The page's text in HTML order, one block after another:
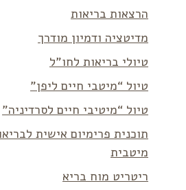
הרצאות בריאות
מדיטציה ודמיון מודרך
טיולי בריאות לחו”ל
טיול “מיטבי חיים ליפן”
טיול “מיטיבי חיים לסרדיניה”
תוכנית פרימיום אישית
מיטבית
ריטריט מוח בריא